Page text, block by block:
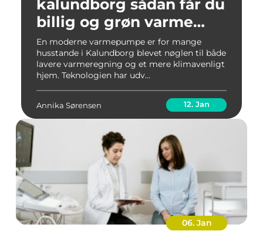
kalundborg sådan får du
billig og grøn varme
året rundt
En moderne varmepumpe er for mange
husstande i Kalundborg blevet nøglen til både
lavere varmeregning og et mere klimavenligt
hjem. Teknologien har udv...
Annika Sørensen 12. Jan
06. Jan